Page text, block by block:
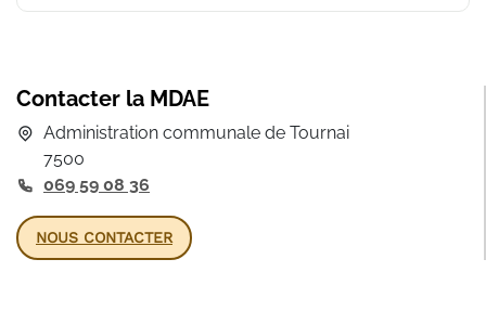
Contacter la MDAE
Administration communale de Tournai
7500
069 59 08 36
NOUS CONTACTER